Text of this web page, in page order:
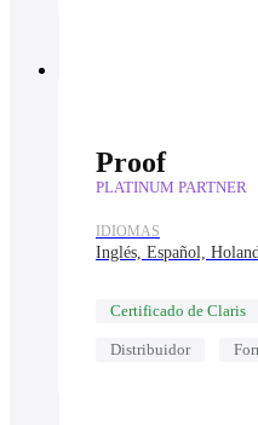
Proof
PLATINUM PARTNER
IDIOMAS
Inglés, Español,
Certificado de Claris
Distribuidor